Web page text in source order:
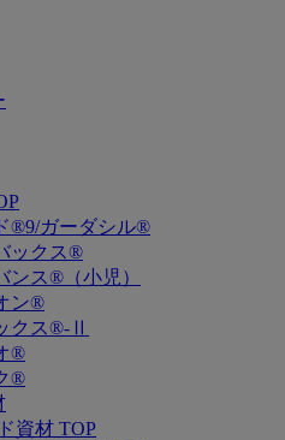
®9/ガーダシル®
ックス®
ンス®（小児）
ン®
クス®-Ⅱ
®
®
資材 TOP